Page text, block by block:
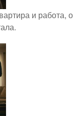
и работа, о